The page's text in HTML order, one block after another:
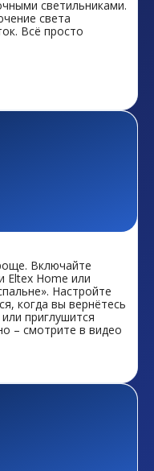
светильниками.
света
Всё просто
Включайте
Eltex Home или
Настройте
когда вы вернётесь
приглушится
– смотрите в видео